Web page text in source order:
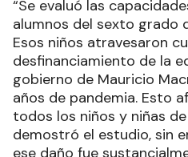
“Se evaluó las
alumnos del sexto grado
Esos niños atravesaron
desfinanciamiento de la
gobierno de Mauricio
años de pandemia. Esto
todos los niños y niñas
demostró el estudio, sin
ese daño fue